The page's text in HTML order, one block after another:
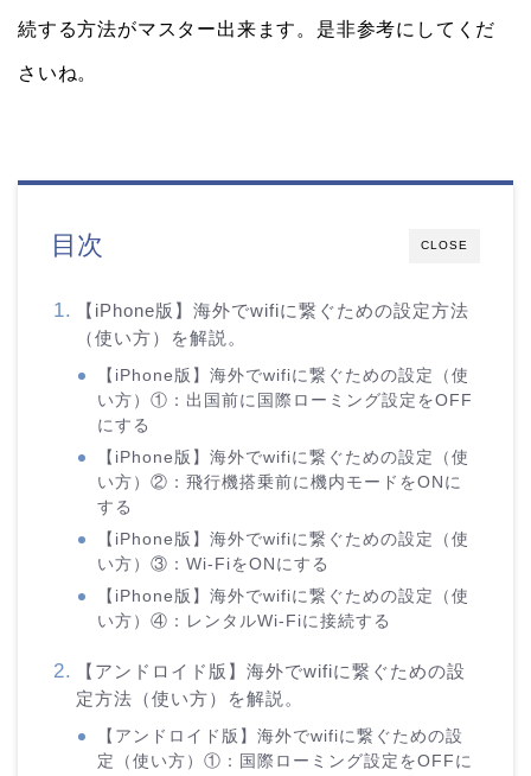
続する方法がマスター出来ます。是非参考にしてくだ
さいね。
CLOSE
目次
【iPhone版】海外でwifiに繋ぐための設定方法
（使い方）を解説。
【iPhone版】海外でwifiに繋ぐための設定（使
い方）①：出国前に国際ローミング設定をOFF
にする
【iPhone版】海外でwifiに繋ぐための設定（使
い方）②：飛行機搭乗前に機内モードをONに
する
【iPhone版】海外でwifiに繋ぐための設定（使
い方）③：Wi-FiをONにする
【iPhone版】海外でwifiに繋ぐための設定（使
い方）④：レンタルWi-Fiに接続する
【アンドロイド版】海外でwifiに繋ぐための設
定方法（使い方）を解説。
【アンドロイド版】海外でwifiに繋ぐための設
定（使い方）①：国際ローミング設定をOFFに